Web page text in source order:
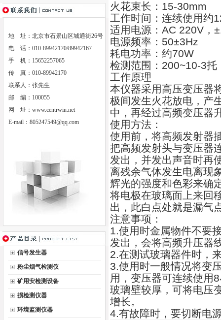
地 址：北京市石景山区城通街26号
电 话：010-89942170/89942167
手 机：15652257065
传 真：010-89942170
联系人：张先生
邮 编：100055
网 址： www.centrwin.net
E-mail： 805247549@qq.com
信号发生器
粉尘烟气检测仪
矿用安检测设备
损检测仪器
环境监测仪器
火花束长：15-30mm
工作时间：连续使用约
适用电源：AC 220V，
电源频率：50±3Hz
耗电功率：约70W
检测范围：200~10-3托
工作原理
本仪器采用高压变压器
极间发生火花放电，产
中，再经过高频变压器
使用方法：
使用前，将高频发射器
把高频发射头与变压器
发出，并发出声音时再
离残余气体发生电离现
辉光的强度和色彩来确
将电极在玻璃面上来回
出，此白点处就是漏气
注意事项：
1.使用时金属物件不要
发出，会将高频升压器
2.在测试玻璃器件时，
3.使用时一般情况将变
用，变压器可连续使用
玻璃壁较厚，可将电压
增长。
4.有故障时，要切断电